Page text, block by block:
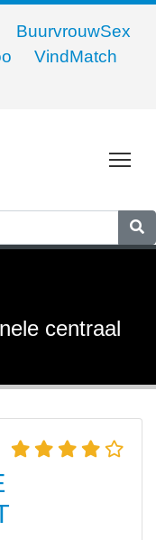
BuurvrouwSex
VindMatch
centraal